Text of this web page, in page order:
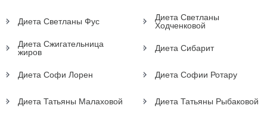
Диета Светланы Фус
Диета Светланы
Ходченковой
Диета Сжигательница
жиров
Диета Сибарит
Диета Софи Лорен Диета Софии Ротару
Диета Татьяны Малаховой Диета Татьяны Рыбаковой